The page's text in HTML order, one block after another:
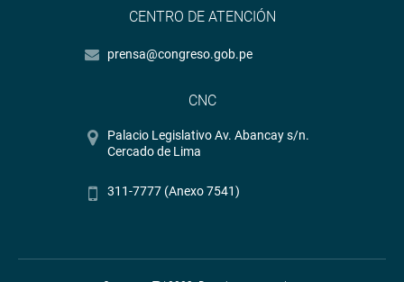
CENTRO DE ATENCIÓN
prensa@congreso.gob.pe
CNC
Palacio Legislativo Av. Abancay s/n.
Cercado de Lima
311-7777 (Anexo 7541)